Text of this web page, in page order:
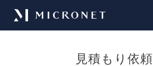
見積もり依頼